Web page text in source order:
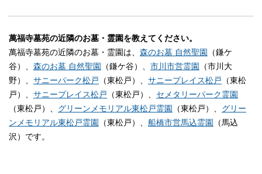
萬福寺墓苑の近隣のお墓・霊園を教えてください。
萬福寺墓苑の近隣のお墓・霊園は、 森のお墓 自然聖園
（鎌ケ
谷）、 森のお墓 自然聖園 （鎌ケ谷）、 市川市営霊園
（市川大
野）、 サニーパーク松戸 （東松戸）、 サニープレイス松戸 （東松
戸）、 サニープレイス松戸 （東松戸）、 セメタリーパーク霊園
（東松戸）、 グリーンメモリアル東松戸霊園 （東松戸）、 グリー
ンメモリアル東松戸霊園
（東松戸）、 船橋市営馬込霊園
（馬込
沢）です。